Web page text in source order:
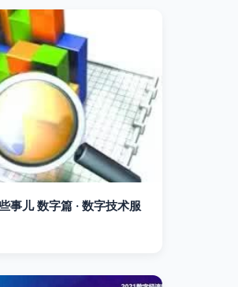
事儿 数字篇 · 数字技术服